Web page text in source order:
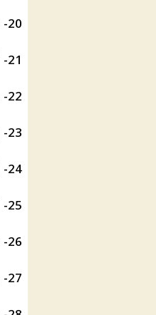
20- د: توصيل ملف حث آخر على التوالي.
21- أ: V_L = V_C وزاوية الطور بينهما 180 درجة.
22- ب: الرسم البياني الذي يوضح منحنيين جيبيين متعامدين في الطور.
23- ج: ضعف.
24- أ: 4E / 3.
25- أ: الكتلة المكافئة للفوتون المشتت.
26- ب: الرسم الذي يوضح ترتيب الأطوال الموجية.
27- ج: الترتيب λ1 ، λ3 ، λ2.